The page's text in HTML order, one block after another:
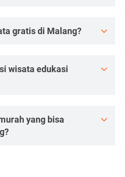
gratis di Malang?
wisata edukasi
yang bisa